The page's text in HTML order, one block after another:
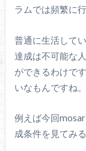
ラムでは頻繁に
普通に生活して
達成は不可能な
ができるわけで
いなもんですね。
例えば今回
成条件を見てみ